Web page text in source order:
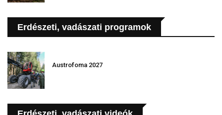
Erdészeti, vadászati programok
Austrofoma 2027